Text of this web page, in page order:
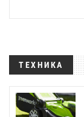
ТЕХНИКА